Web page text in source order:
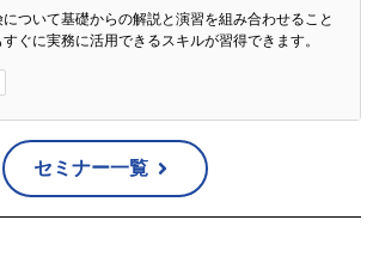
ついて基礎からの解説と演習を組み合わせること
ぐに実務に活用できるスキルが習得できます。
セミナー一覧